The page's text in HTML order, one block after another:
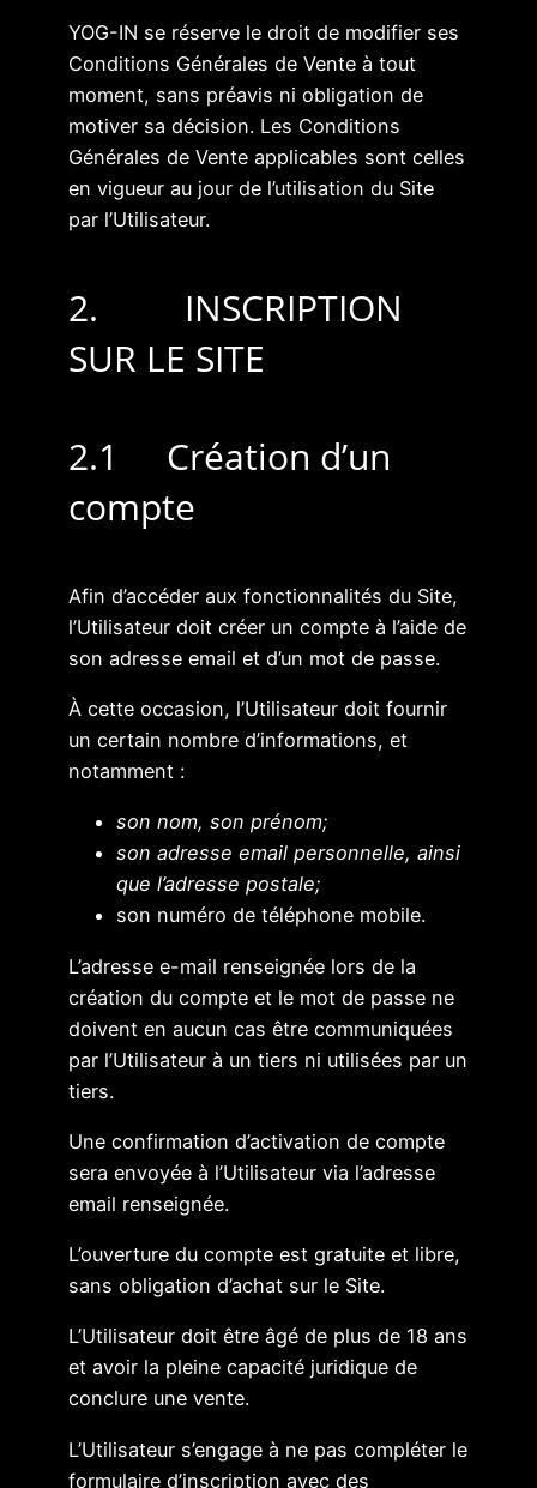
YOG-IN se réserve le droit de modifier ses
Conditions Générales de Vente à tout
moment, sans préavis ni obligation de
motiver sa décision. Les Conditions
Générales de Vente applicables sont celles
en vigueur au jour de l’utilisation du Site
par l’Utilisateur.
2. INSCRIPTION
SUR LE SITE
2.1 Création d’un
compte
Afin d’accéder aux fonctionnalités du Site,
l’Utilisateur doit créer un compte à l’aide de
son adresse email et d’un mot de passe.
À cette occasion, l’Utilisateur doit fournir
un certain nombre d’informations, et
notamment :
son nom, son prénom;
son adresse email personnelle, ainsi
que l’adresse postale;
son numéro de téléphone mobile.
L’adresse e-mail renseignée lors de la
création du compte et le mot de passe ne
doivent en aucun cas être communiquées
par l’Utilisateur à un tiers ni utilisées par un
tiers.
Une confirmation d’activation de compte
sera envoyée à l’Utilisateur via l’adresse
email renseignée.
L’ouverture du compte est gratuite et libre,
sans obligation d’achat sur le Site.
L’Utilisateur doit être âgé de plus de 18 ans
et avoir la pleine capacité juridique de
conclure une vente.
L’Utilisateur s’engage à ne pas compléter le
formulaire d’inscription avec des